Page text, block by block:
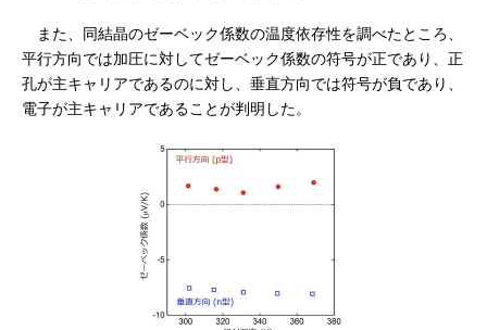
また、同結晶のゼーベック係数の温度依存性を調べたところ、
平行方向では加圧に対してゼーベック係数の符号が正であり、正
孔が主キャリアであるのに対し、垂直方向では符号が負であり、
電子が主キャリアであることが判明した。